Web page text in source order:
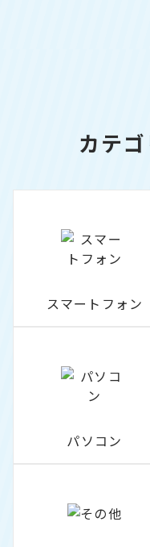
カテ
スマートフォン
パソコン